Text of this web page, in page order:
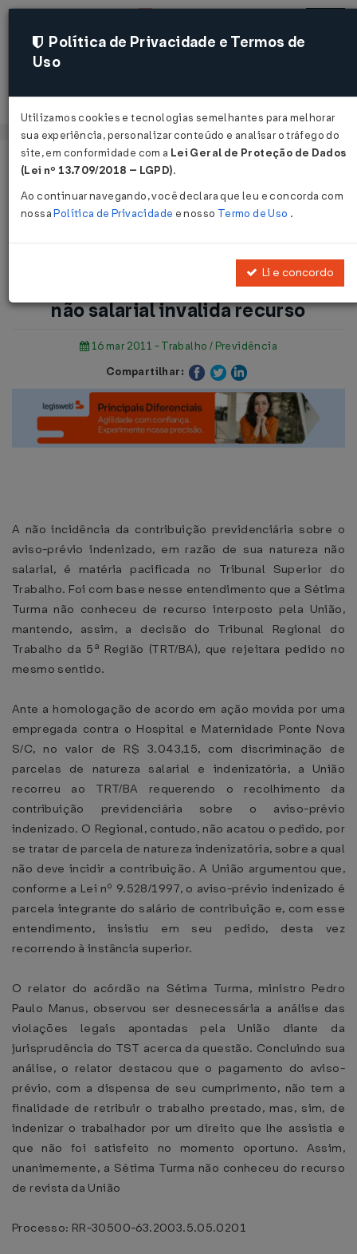
Acessar
Página Inicial
Notícias
recurso...
Voltar
Aviso-prévio indenizado: natureza
não salarial invalida recurso
16 mar 2011 - Trabalho / Previdência
Compartilhar:
A não incidência da contribuição previdenciária sobre o
aviso-prévio indenizado, em razão de sua natureza não
salarial, é matéria pacificada no Tribunal Superior do
Trabalho. Foi com base nesse entendimento que a Sétima
Turma não conheceu de recurso interposto pela União,
mantendo, assim, a decisão do Tribunal Regional do
Trabalho da 5ª Região (TRT/BA), que rejeitara pedido no
mesmo sentido.
Ante a homologação de acordo em ação movida por uma
empregada contra o Hospital e Maternidade Ponte Nova
S/C, no valor de R$ 3.043,15, com discriminação de
parcelas de natureza salarial e indenizatória, a União
recorreu ao TRT/BA requerendo o recolhimento da
contribuição previdenciária sobre o aviso-prévio
indenizado. O Regional, contudo, não acatou o pedido, por
se tratar de parcela de natureza indenizatória, sobre a qual
não deve incidir a contribuição. A União argumentou que,
conforme a Lei nº 9.528/1997, o aviso-prévio indenizado é
parcela integrante do salário de contribuição e, com esse
entendimento, insistiu em seu pedido, desta vez
recorrendo à instância superior.
O relator do acórdão na Sétima Turma, ministro Pedro
Paulo Manus, observou ser desnecessária a análise das
violações legais apontadas pela União diante da
jurisprudência do TST acerca da questão. Concluindo sua
análise, o relator destacou que o pagamento do aviso-
prévio, com a dispensa de seu cumprimento, não tem a
finalidade de retribuir o trabalho prestado, mas, sim, de
indenizar o trabalhador por um direito que lhe assistia e
que não foi satisfeito no momento oportuno. Assim,
unanimemente, a Sétima Turma não conheceu do recurso
de revista da União
Processo: RR-30500-63.2003.5.05.0201
Política de Privacidade e Termos de
Uso
Utilizamos cookies e tecnologias semelhantes para melhorar
sua experiência, personalizar conteúdo e analisar o tráfego do
site, em conformidade com a Lei Geral de Proteção de Dados
(Lei nº 13.709/2018 – LGPD).
Ao continuar navegando, você declara que leu e concorda com
nossaPolítica de Privacidade e nosso Termo de Uso .
Li e concordo